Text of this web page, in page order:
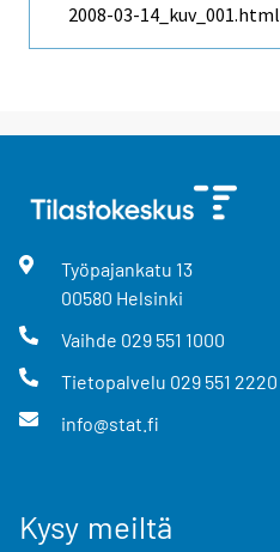
2008-03-14_kuv_001.html
Työpajankatu 13
00580 Helsinki
Vaihde 029 551 1000
Tietopalvelu 029 551 2220
info@stat.fi
Kysy meiltä